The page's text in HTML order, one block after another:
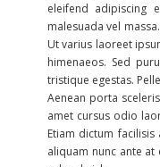
eleifend adipiscing
malesuada vel
Ut varius laoreet
himenaeos. Sed
tristique egestas.
Aenean porta
amet cursus odio
Etiam dictum
aliquam nunc ante